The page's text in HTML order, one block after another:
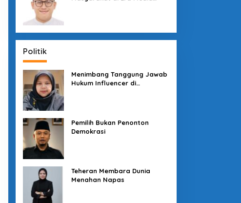
Politik
Menimbang Tanggung Jawab
Hukum Influencer di
Pemilih Bukan Penonton
Demokrasi
Teheran Membara Dunia
Menahan Napas